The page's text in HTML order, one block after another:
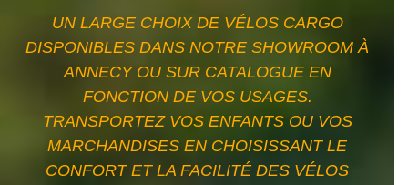
UN LARGE CHOIX DE VÉLOS CARGO
DISPONIBLES DANS NOTRE SHOWROOM À
ANNECY OU SUR CATALOGUE EN
FONCTION DE VOS USAGES.
TRANSPORTEZ VOS ENFANTS OU VOS
MARCHANDISES EN CHOISISSANT LE
CONFORT ET LA FACILITÉ DES VÉLOS